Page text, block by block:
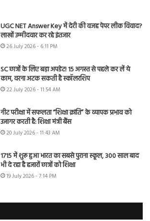
UGC NET Answer Key में देरी की वजह पेपर लीक विवाद?
लाखों उम्मीदवार कर रहे इंतजार
26 July 2026 - 6:11 PM
SC छात्रों के लिए बड़ा अपडेट! 15 अगस्त से पहले कर लें ये
काम, वरना अटक सकती है स्कॉलरशिप
22 July 2026 - 11:54 AM
नीट परीक्षा में सफलता “शिक्षा क्रांति” के व्यापक प्रभाव को
उजागर करती है: शिक्षा मंत्री बैंस
20 July 2026 - 11:43 AM
1715 में शुरू हुआ भारत का सबसे पुराना स्कूल, 300 साल बाद
भी दे रहा है हजारों छात्रों को शिक्षा
19 July 2026 - 7:14 PM